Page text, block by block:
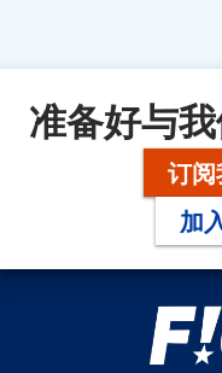
准备好与
订
加